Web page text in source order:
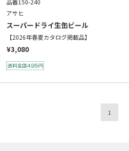
アサヒ
スーパードライ生缶ビール
【2026年春夏カタログ掲載品】
¥3,080
1